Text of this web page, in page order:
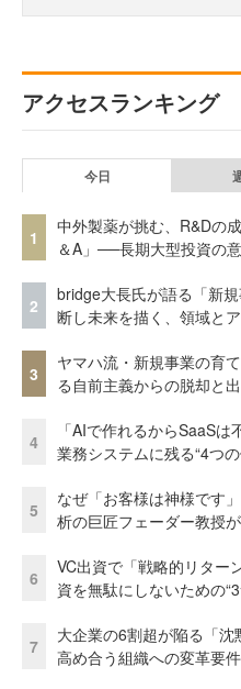
アクセスランキング
今日
1
中外製薬が挑む、R&Dの
＆A」──長期大型投資の
2
bridge大長氏が語る「新
断し未来を描く、領域と
3
ヤマハ流・新規事業の育
る自前主義からの脱却と
4
「AIで作れるからSaaSは
業務システムに残る“4つ
5
なぜ「お客様は神様です
析の巨匠フェーダー教授
6
VC出資で「戦略的リター
資を無駄にしないための
7
大企業の6割超が陥る「沈
高め合う組織への変革要件